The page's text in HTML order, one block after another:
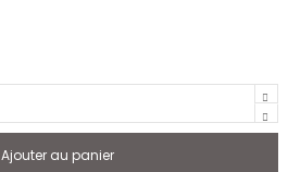
Ajouter au panier